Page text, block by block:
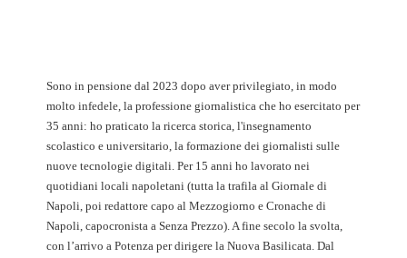
Sono in pensione dal 2023 dopo aver privilegiato, in modo
molto infedele, la professione giornalistica che ho esercitato per
35 anni: ho praticato la ricerca storica, l'insegnamento
scolastico e universitario, la formazione dei giornalisti sulle
nuove tecnologie digitali. Per 15 anni ho lavorato nei
quotidiani locali napoletani (tutta la trafila al Giornale di
Napoli, poi redattore capo al Mezzogiorno e Cronache di
Napoli, capocronista a Senza Prezzo). A fine secolo la svolta,
con l’arrivo a Potenza per dirigere la Nuova Basilicata. Dal